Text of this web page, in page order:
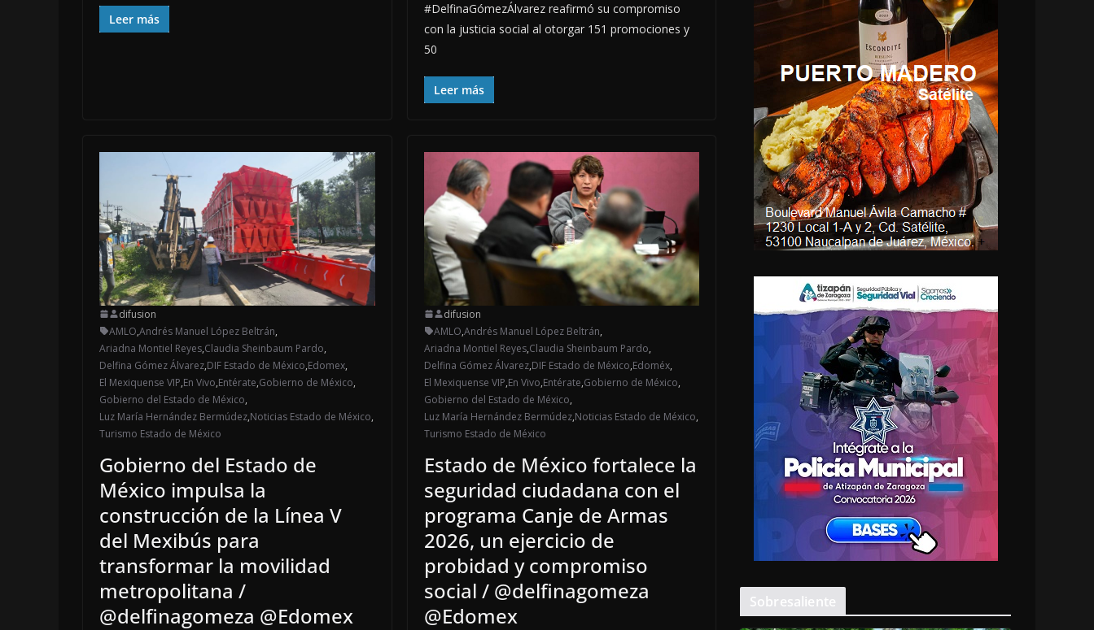
Leer más
#DelfinaGómezÁlvarez reafirmó su compromiso
con la justicia social al otorgar 151 promociones y
50
Leer más
difusion
AMLO,Andrés Manuel López Beltrán,
Ariadna Montiel Reyes,Claudia Sheinbaum Pardo,
Delfina Gómez Álvarez,DIF Estado de México,Edomex,
El Mexiquense VIP,En Vivo,Entérate,Gobierno de México,
Gobierno del Estado de México,
Luz María Hernández Bermúdez,Noticias Estado de México,
Turismo Estado de México
Gobierno del Estado de
México impulsa la
construcción de la Línea V
del Mexibús para
transformar la movilidad
metropolitana /
@delfinagomeza @Edomex
difusion
AMLO,Andrés Manuel López Beltrán,
Ariadna Montiel Reyes,Claudia Sheinbaum Pardo,
Delfina Gómez Álvarez,DIF Estado de México,Edoméx,
El Mexiquense VIP,En Vivo,Entérate,Gobierno de México,
Gobierno del Estado de México,
Luz María Hernández Bermúdez,Noticias Estado de México,
Turismo Estado de México
Estado de México fortalece la
seguridad ciudadana con el
programa Canje de Armas
2026, un ejercicio de
probidad y compromiso
social / @delfinagomeza
@Edomex
Sobresaliente